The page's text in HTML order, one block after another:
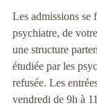
Les admissions se
psychiatre, de
une structure
étudiée par les
refusée. Les
vendredi de 9h à